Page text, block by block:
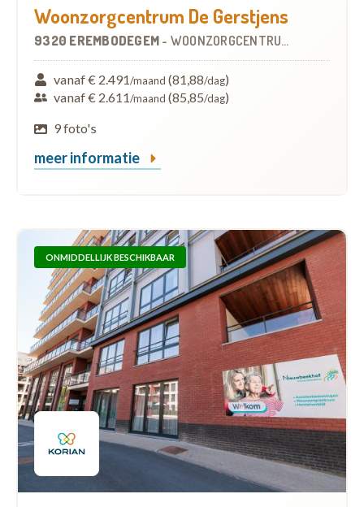
Woonzorgcentrum De Gerstjens
9320 EREMBODEGEM - WOONZORGCENTRUM (WZC)
vanaf € 2.491/maand (81,88/dag)
vanaf € 2.611/maand (85,85/dag)
9 foto's
meer informatie
ONMIDDELLIJK BESCHIKBAAR